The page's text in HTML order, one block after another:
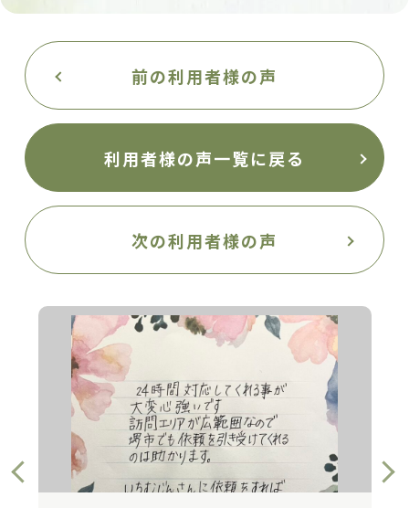
前の利用者様の声
利用者様の声一覧に戻る
次の利用者様の声